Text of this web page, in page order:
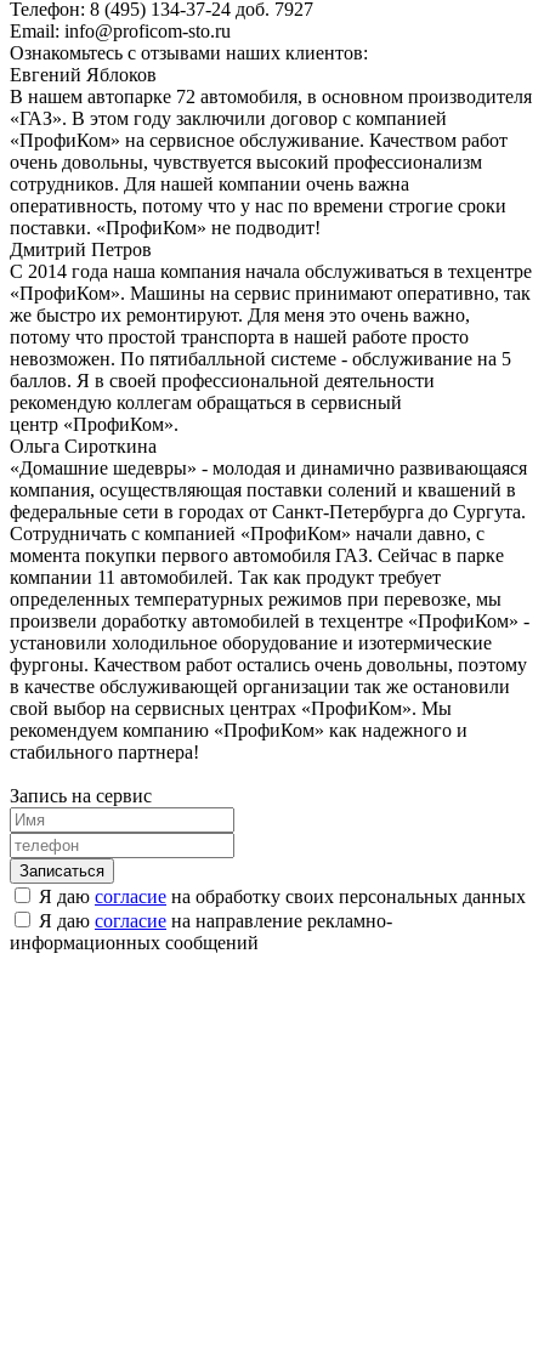
Телефон: 8 (495) 134-37-24 доб. 7927
Email: info@proficom-sto.ru
Ознакомьтесь с отзывами наших клиентов:
Евгений Яблоков
В нашем автопарке 72 автомобиля, в основном производителя
«ГАЗ». В этом году заключили договор с компанией
«ПрофиКом» на сервисное обслуживание. Качеством работ
очень довольны, чувствуется высокий профессионализм
сотрудников. Для нашей компании очень важна
оперативность, потому что у нас по времени строгие сроки
поставки. «ПрофиКом» не подводит!
Дмитрий Петров
С 2014 года наша компания начала обслуживаться в техцентре
«ПрофиКом». Машины на сервис принимают оперативно, так
же быстро их ремонтируют. Для меня это очень важно,
потому что простой транспорта в нашей работе просто
невозможен. По пятибалльной системе - обслуживание на 5
баллов. Я в своей профессиональной деятельности
рекомендую коллегам обращаться в сервисный
центр «ПрофиКом».
Ольга Сироткина
«Домашние шедевры» - молодая и динамично развивающаяся
компания, осуществляющая поставки солений и квашений в
федеральные сети в городах от Санкт-Петербурга до Сургута.
Сотрудничать с компанией «ПрофиКом» начали давно, с
момента покупки первого автомобиля ГАЗ. Сейчас в парке
компании 11 автомобилей. Так как продукт требует
определенных температурных режимов при перевозке, мы
произвели доработку автомобилей в техцентре «ПрофиКом» -
установили холодильное оборудование и изотермические
фургоны. Качеством работ остались очень довольны, поэтому
в качестве обслуживающей организации так же остановили
свой выбор на сервисных центрах «ПрофиКом». Мы
рекомендуем компанию «ПрофиКом» как надежного и
стабильного партнера!
Запись на сервис
Я даю согласие на обработку своих персональных данных
Я даю согласие на направление рекламно-
информационных сообщений